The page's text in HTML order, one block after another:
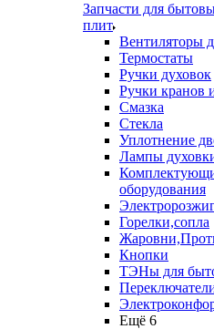
Запчасти для
плит
Вентиляторы
Термостаты
Ручки духовок
Ручки кранов
Смазка
Стекла
Уплотнение
Лампы
оборудования
Горелки,сопла
Кнопки
ТЭНы для
Ещё 6